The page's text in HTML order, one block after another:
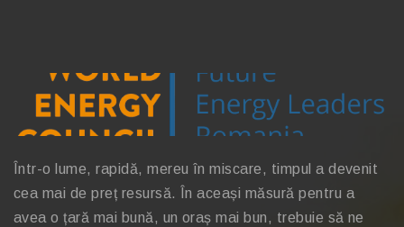
Într-o lume, rapidă, mereu în miscare, timpul a devenit
cea mai de preț resursă. În aceași măsură pentru a
avea o țară mai bună, un oraș mai bun, trebuie să ne